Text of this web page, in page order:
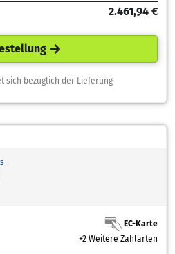
2.461,94 €
sich bezüglich der Lieferung
EC-Karte
+2 Weitere Zahlarten